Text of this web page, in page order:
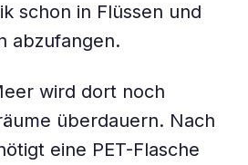
schon in Flüssen und
abzufangen.
wird dort noch
überdauern. Nach
eine PET-Flasche